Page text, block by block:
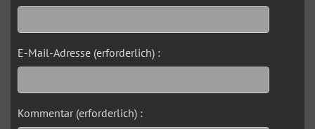
E-Mail-Adresse (erforderlich) :
Kommentar (erforderlich) :